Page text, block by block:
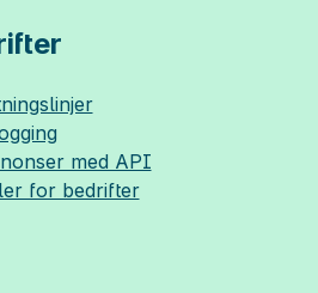
med API
for bedrifter